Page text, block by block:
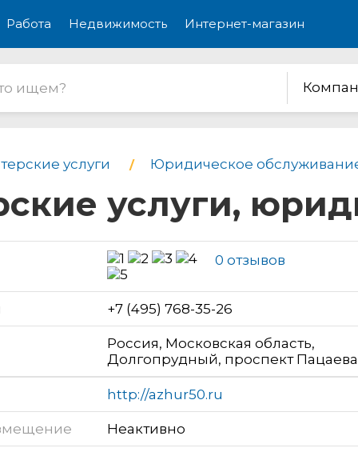
Работа Недвижимость Интернет-магазин
услуги Юридическое
услуги,
0 отзывов
+7 (495) 768-35-26
Россия, Московская область,
Долгопрудный, проспект
http://azhur50.ru
Неактивно